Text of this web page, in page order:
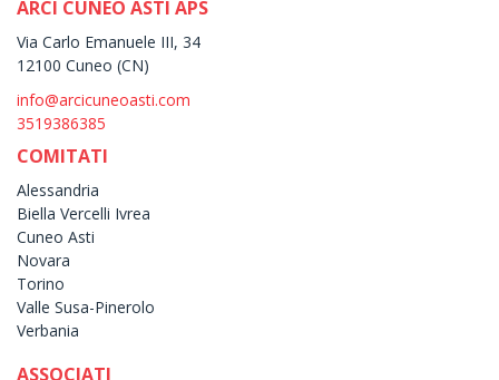
ARCI CUNEO ASTI APS
Via Carlo Emanuele III, 34
12100 Cuneo (CN)
info@arcicuneoasti.com
3519386385
COMITATI
Alessandria
Biella Vercelli Ivrea
Cuneo Asti
Novara
Torino
Valle Susa-Pinerolo
Verbania
ASSOCIATI